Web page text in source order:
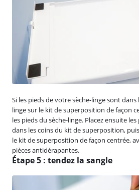
Si les pieds de votre sèche-linge sont dans
linge sur le kit de superposition de façon
les pieds du sèche-linge. Placez ensuite
dans les coins du kit de superposition,
le kit de superposition de façon centrée,
pièces antidérapantes.
Étape 5 : tendez la sangle